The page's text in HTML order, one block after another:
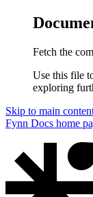
Fetch the
Use this file
exploring
Skip to main
Fynn Docs home